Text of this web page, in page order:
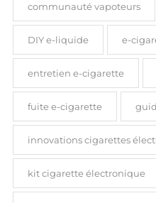
communauté vapoteurs
DIY e-liquide e-
entretien e-cigarette
fuite e-cigarette
innovations cigarettes
kit cigarette électronique